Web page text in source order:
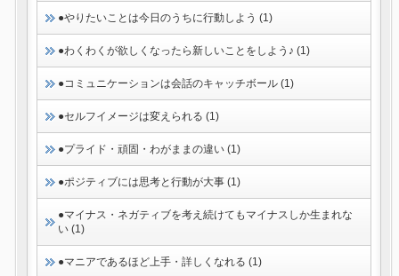
●やりたいことは今日のうちに行動しよう (1)
●わくわくが欲しくなったら新しいことをしよう♪ (1)
●コミュニケーションは会話のキャッチボール (1)
●セルフイメージは変えられる (1)
●プライド・頑固・わがままの違い (1)
●ポジティブには思考と行動が大事 (1)
●マイナス・ネガティブを考え続けてもマイナスしか生まれな
い (1)
●マニアであるほど上手・詳しくなれる (1)